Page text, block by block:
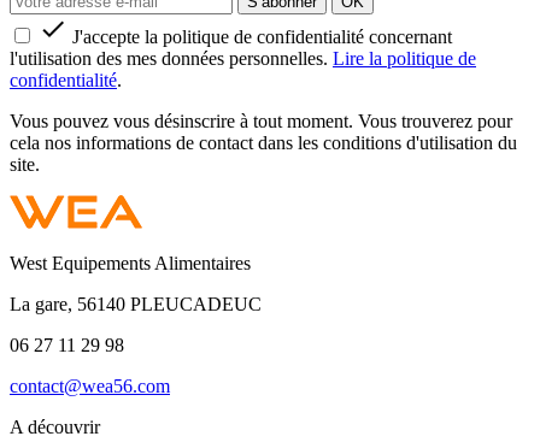
 J'accepte la politique de confidentialité concernant
l'utilisation des mes données personnelles. Lire la politique de
confidentialité.
Vous pouvez vous désinscrire à tout moment. Vous trouverez pour
cela nos informations de contact dans les conditions d'utilisation du
site.
West Equipements Alimentaires
La gare, 56140 PLEUCADEUC
06 27 11 29 98
contact@wea56.com
A découvrir